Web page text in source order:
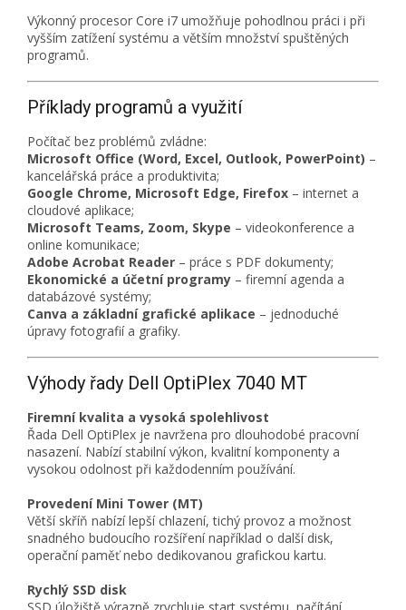
Výkonný procesor Core i7 umožňuje pohodlnou práci i při
vyšším zatížení systému a větším množství spuštěných
programů.
Příklady programů a využití
Počítač bez problémů zvládne:
Microsoft Office (Word, Excel, Outlook, PowerPoint) –
kancelářská práce a produktivita;
Google Chrome, Microsoft Edge, Firefox – internet a
cloudové aplikace;
Microsoft Teams, Zoom, Skype – videokonference a
online komunikace;
Adobe Acrobat Reader – práce s PDF dokumenty;
Ekonomické a účetní programy – firemní agenda a
databázové systémy;
Canva a základní grafické aplikace – jednoduché
úpravy fotografií a grafiky.
Výhody řady Dell OptiPlex 7040 MT
Firemní kvalita a vysoká spolehlivost
Řada Dell OptiPlex je navržena pro dlouhodobé pracovní
nasazení. Nabízí stabilní výkon, kvalitní komponenty a
vysokou odolnost při každodenním používání.
Provedení Mini Tower (MT)
Větší skříň nabízí lepší chlazení, tichý provoz a možnost
snadného budoucího rozšíření například o další disk,
operační paměť nebo dedikovanou grafickou kartu.
Rychlý SSD disk